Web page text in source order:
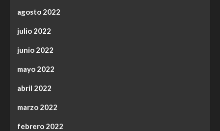
agosto 2022
julio 2022
junio 2022
mayo 2022
abril 2022
marzo 2022
febrero 2022